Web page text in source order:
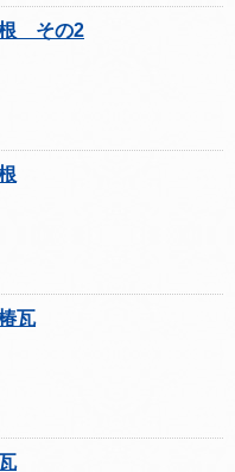
根 その2
瓦